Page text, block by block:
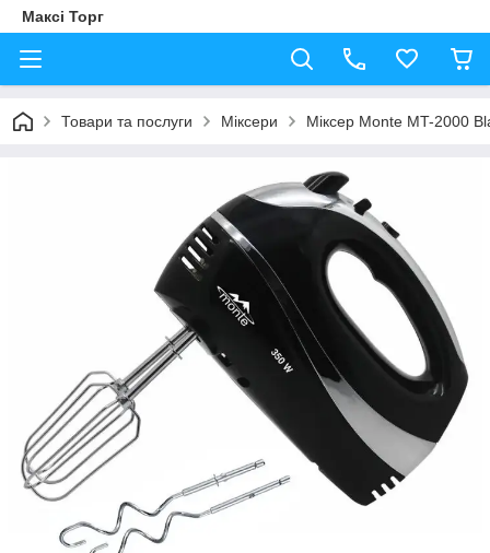
Максі Торг
Товари та послуги Міксери Міксер Monte MT-2000